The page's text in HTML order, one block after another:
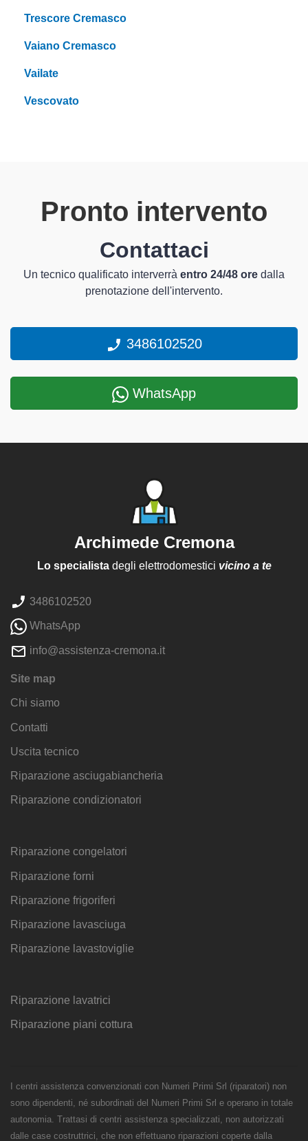
Trescore Cremasco
Vaiano Cremasco
Vailate
Vescovato
Pronto intervento
Contattaci
Un tecnico qualificato interverrà entro 24/48 ore dalla
prenotazione dell'intervento.
3486102520
WhatsApp
Archimede Cremona
Lo specialistadegli elettrodomestici vicino a te
3486102520
WhatsApp
info@assistenza-cremona.it
Site map
Chi siamo
Contatti
Uscita tecnico
Riparazione asciugabiancheria
Riparazione condizionatori
Riparazione congelatori
Riparazione forni
Riparazione frigoriferi
Riparazione lavasciuga
Riparazione lavastoviglie
Riparazione lavatrici
Riparazione piani cottura
I centri assistenza convenzionati con Numeri Primi Srl (riparatori) non
sono dipendenti, né subordinati del Numeri Primi Srl e operano in totale
autonomia. Trattasi di centri assistenza specializzati, non autorizzati
dalle case costruttrici, che non effettuano riparazioni coperte dalla